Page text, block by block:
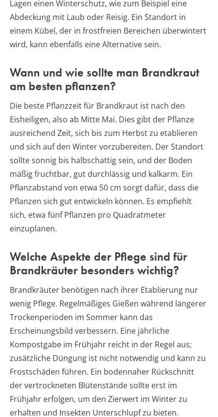
Lagen einen Winterschutz, wie zum Beispiel eine
Abdeckung mit Laub oder Reisig. Ein Standort in
einem Kübel, der in frostfreien Bereichen überwintert
wird, kann ebenfalls eine Alternative sein.
Wann und wie sollte man Brandkraut
am besten pflanzen?
Die beste Pflanzzeit für Brandkraut ist nach den
Eisheiligen, also ab Mitte Mai. Dies gibt der Pflanze
ausreichend Zeit, sich bis zum Herbst zu etablieren
und sich auf den Winter vorzubereiten. Der Standort
sollte sonnig bis halbschattig sein, und der Boden
mäßig fruchtbar, gut durchlässig und kalkarm. Ein
Pflanzabstand von etwa 50 cm sorgt dafür, dass die
Pflanzen sich gut entwickeln können. Es empfiehlt
sich, etwa fünf Pflanzen pro Quadratmeter
einzuplanen.
Welche Aspekte der Pflege sind für
Brandkräuter besonders wichtig?
Brandkräuter benötigen nach ihrer Etablierung nur
wenig Pflege. Regelmäßiges Gießen während längerer
Trockenperioden im Sommer kann das
Erscheinungsbild verbessern. Eine jährliche
Kompostgabe im Frühjahr reicht in der Regel aus;
zusätzliche Düngung ist nicht notwendig und kann zu
Frostschäden führen. Ein bodennaher Rückschnitt
der vertrockneten Blütenstände sollte erst im
Frühjahr erfolgen, um den Zierwert im Winter zu
erhalten und Insekten Unterschlupf zu bieten.